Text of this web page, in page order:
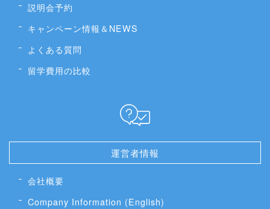
説明会予約
キャンペーン情報＆NEWS
よくある質問
留学費用の比較
運営者情報
会社概要
Company Information (English)